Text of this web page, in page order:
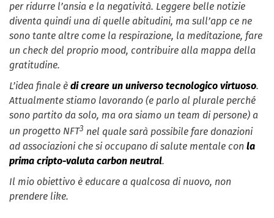
per ridurre l’ansia e la negatività. Leggere belle notizie
diventa quindi una di quelle abitudini, ma sull’app ce ne
sono tante altre come la respirazione, la meditazione, fare
un check del proprio mood, contribuire alla mappa della
gratitudine.
L’idea finale è di creare un universo tecnologico virtuoso.
Attualmente stiamo lavorando (e parlo al plurale perché
sono partito da solo, ma ora siamo un team di persone) a
un progetto NFT3 nel quale sarà possibile fare donazioni
ad associazioni che si occupano di salute mentale con la
prima cripto-valuta carbon neutral.
Il mio obiettivo è educare a qualcosa di nuovo, non
prendere like.